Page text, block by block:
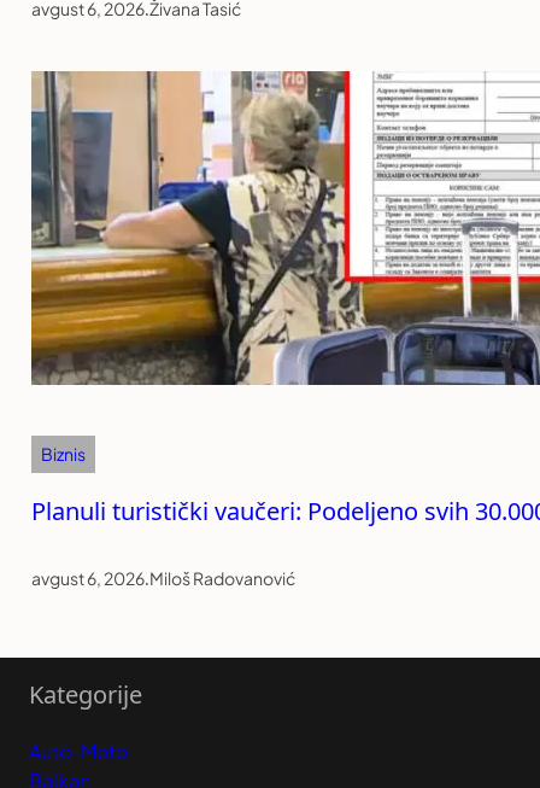
avgust 6, 2026.Živana Tasić
Biznis
Planuli turistički vaučeri: Podeljeno svih
avgust 6, 2026.Miloš Radovanović
Kategorije
Auto-Moto
Balkan